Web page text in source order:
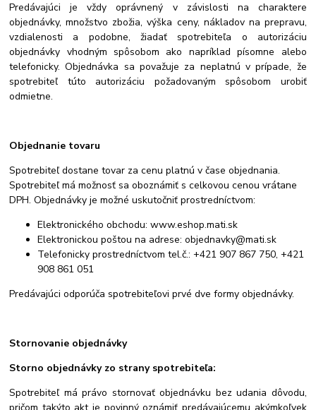
Predávajúci je vždy oprávnený v závislosti na charaktere
objednávky, množstvo zbožia, výška ceny, nákladov na prepravu,
vzdialenosti a podobne, žiadať spotrebiteľa o autorizáciu
objednávky vhodným spôsobom ako napríklad písomne alebo
telefonicky. Objednávka sa považuje za neplatnú v prípade, že
spotrebiteľ túto autorizáciu požadovaným spôsobom urobiť
odmietne.
Objednanie tovaru
Spotrebiteľ dostane tovar za cenu platnú v čase objednania.
Spotrebiteľ má možnosť sa oboznámiť s celkovou cenou vrátane
DPH. Objednávky je možné uskutočniť prostredníctvom:
Elektronického obchodu: www.eshop.mati.sk
Elektronickou poštou na adrese: objednavky@mati.sk
Telefonicky prostredníctvom tel.č.: +421 907 867 750, +421
908 861 051
Predávajúci odporúča spotrebiteľovi prvé dve formy objednávky.
Stornovanie objednávky
Storno objednávky zo strany spotrebiteľa:
Spotrebiteľ má právo stornovať objednávku bez udania dôvodu,